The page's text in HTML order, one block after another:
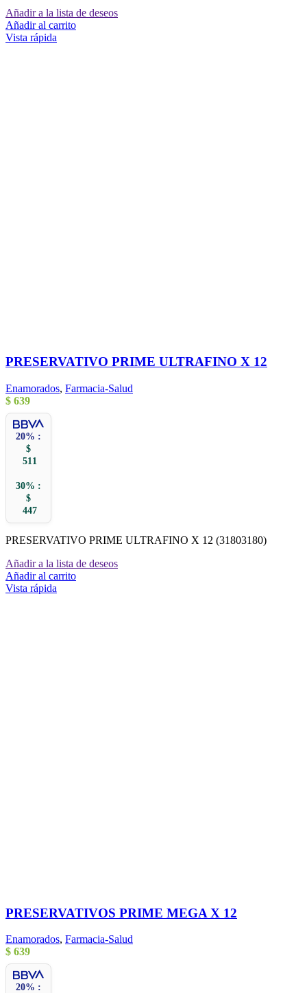
Añadir a la lista de deseos
Añadir al carrito
Vista rápida
PRESERVATIVO PRIME ULTRAFINO X 12
Enamorados, Farmacia-Salud
$ 639
20% :
$
511
30% :
$
447
PRESERVATIVO PRIME ULTRAFINO X 12 (31803180)
Añadir a la lista de deseos
Añadir al carrito
Vista rápida
PRESERVATIVOS PRIME MEGA X 12
Enamorados, Farmacia-Salud
$ 639
20% :